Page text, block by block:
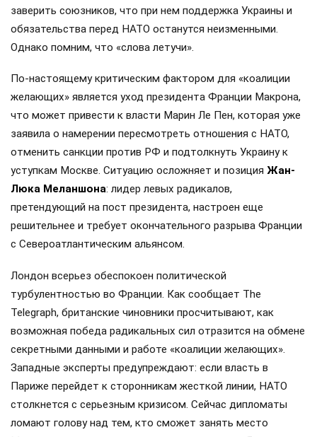
заверить союзников, что при нем поддержка Украины и
обязательства перед НАТО останутся неизменными.
Однако помним, что «слова летучи».
По-настоящему критическим фактором для «коалиции
желающих» является уход президента Франции Макрона,
что может привести к власти Марин Ле Пен, которая уже
заявила о намерении пересмотреть отношения с НАТО,
отменить санкции против РФ и подтолкнуть Украину к
уступкам Москве. Ситуацию осложняет и позиция Жан-
Люка Меланшона: лидер левых радикалов,
претендующий на пост президента, настроен еще
решительнее и требует окончательного разрыва Франции
с Североатлантическим альянсом.
Лондон всерьез обеспокоен политической
турбулентностью во Франции. Как сообщает The
Telegraph, британские чиновники просчитывают, как
возможная победа радикальных сил отразится на обмене
секретными данными и работе «коалиции желающих».
Западные эксперты предупреждают: если власть в
Париже перейдет к сторонникам жесткой линии, НАТО
столкнется с серьезным кризисом. Сейчас дипломаты
ломают голову над тем, кто сможет занять место